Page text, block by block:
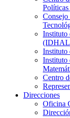
Instituto
Instituto
Instituto
Centro
Direcciones
Oficina